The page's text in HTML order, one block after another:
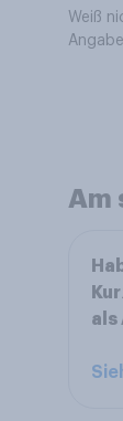
Weiß
Angabe
Am
als